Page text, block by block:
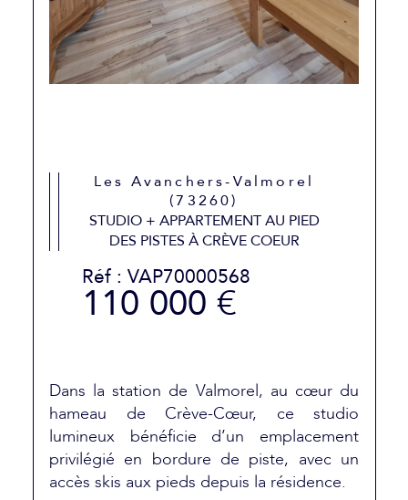
Les Avanchers-Valmorel
(73260)
STUDIO + APPARTEMENT AU PIED
DES PISTES À CRÈVE COEUR
Réf : VAP70000568
110 000 €
Dans la station de Valmorel, au cœur du
hameau de Crève-Cœur, ce studio
lumineux bénéficie d’un emplacement
privilégié en bordure de piste, avec un
accès skis aux pieds depuis la résidence.